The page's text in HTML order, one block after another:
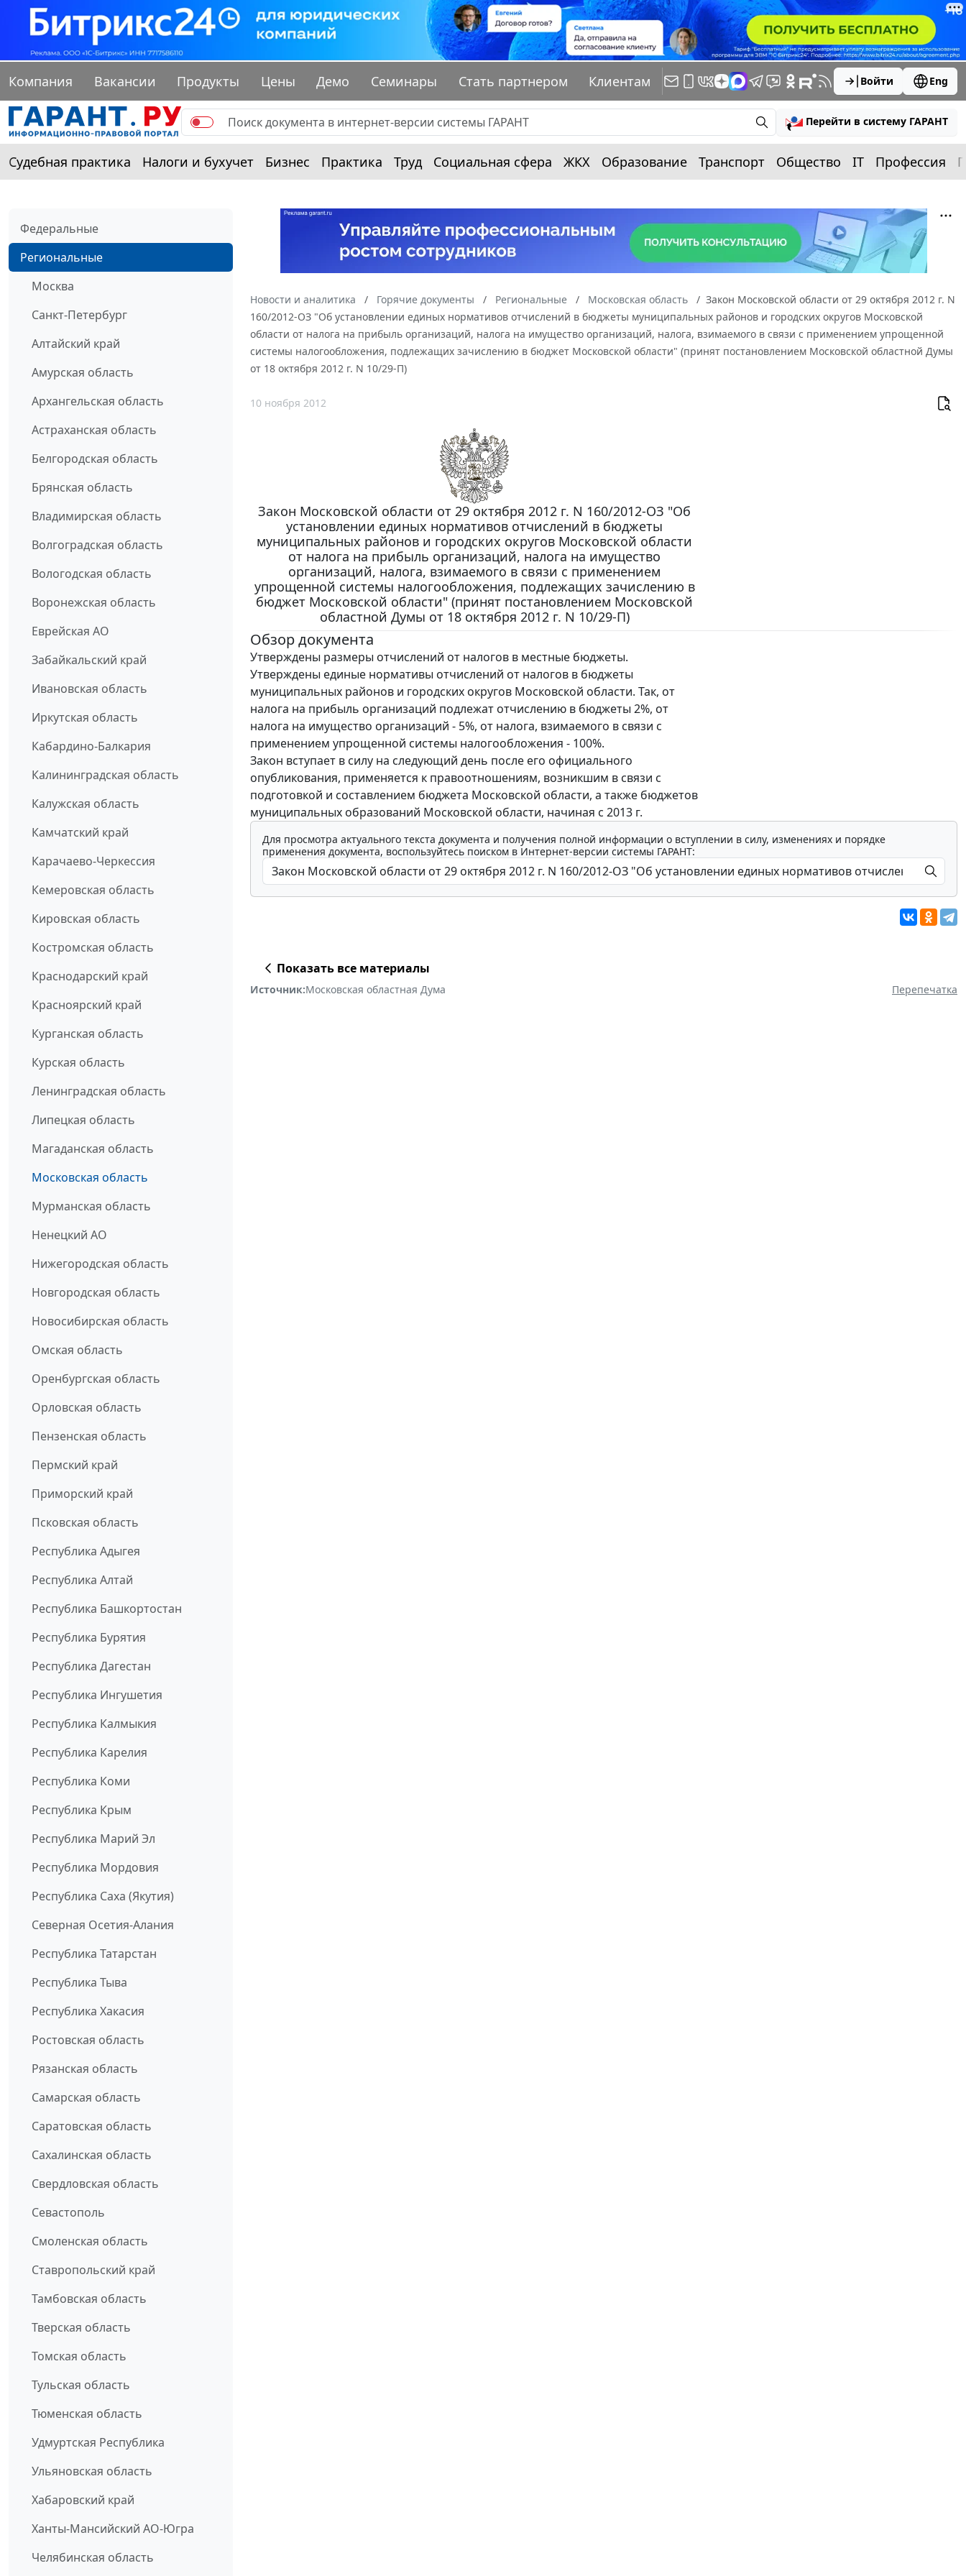
Компания Вакансии Продукты Цены Демо Семинары Стать партнером Клиентам Войти Eng
Перейти в систему ГАРАНТ
Судебная практика Налоги и бухучет Бизнес Практика Труд Социальная сфера ЖКХ Образование Транспорт Общество IT Профессия
Федеральные
Региональные
Москва
Санкт-Петербург
Алтайский край
Амурская область
Архангельская область
Астраханская область
Белгородская область
Брянская область
Владимирская область
Волгоградская область
Вологодская область
Воронежская область
Еврейская АО
Забайкальский край
Ивановская область
Иркутская область
Кабардино-Балкария
Калининградская область
Калужская область
Камчатский край
Карачаево-Черкессия
Кемеровская область
Кировская область
Костромская область
Краснодарский край
Красноярский край
Курганская область
Курская область
Ленинградская область
Липецкая область
Магаданская область
Московская область
Мурманская область
Ненецкий АО
Нижегородская область
Новгородская область
Новосибирская область
Омская область
Оренбургская область
Орловская область
Пензенская область
Пермский край
Приморский край
Псковская область
Республика Адыгея
Республика Алтай
Республика Башкортостан
Республика Бурятия
Республика Дагестан
Республика Ингушетия
Республика Калмыкия
Республика Карелия
Республика Коми
Республика Крым
Республика Марий Эл
Республика Мордовия
Республика Саха (Якутия)
Северная Осетия-Алания
Республика Татарстан
Республика Тыва
Республика Хакасия
Ростовская область
Рязанская область
Самарская область
Саратовская область
Сахалинская область
Свердловская область
Севастополь
Смоленская область
Ставропольский край
Тамбовская область
Тверская область
Томская область
Тульская область
Тюменская область
Удмуртская Республика
Ульяновская область
Хабаровский край
Ханты-Мансийский АО-Югра
Челябинская область
Новости и аналитика Горячие документы Региональные Московская область
Закон Московской области от 29 октября 2012 г. N
160/2012-ОЗ "Об установлении единых нормативов отчислений в бюджеты муниципальных районов и городских округов Московской
области от налога на прибыль организаций, налога на имущество организаций, налога, взимаемого в связи с применением упрощенной
системы налогообложения, подлежащих зачислению в бюджет Московской области" (принят постановлением Московской областной Думы
от 18 октября 2012 г. N 10/29-П)
10 ноября 2012
Закон Московской области от 29 октября 2012 г. N 160/2012-ОЗ "Об
установлении единых нормативов отчислений в бюджеты
муниципальных районов и городских округов Московской области
от налога на прибыль организаций, налога на имущество
организаций, налога, взимаемого в связи с применением
упрощенной системы налогообложения, подлежащих зачислению в
бюджет Московской области" (принят постановлением Московской
областной Думы от 18 октября 2012 г. N 10/29-П)
Обзор документа
Утверждены размеры отчислений от налогов в местные бюджеты.
Утверждены единые нормативы отчислений от налогов в бюджеты
муниципальных районов и городских округов Московской области. Так, от
налога на прибыль организаций подлежат отчислению в бюджеты 2%, от
налога на имущество организаций - 5%, от налога, взимаемого в связи с
применением упрощенной системы налогообложения - 100%.
Закон вступает в силу на следующий день после его официального
опубликования, применяется к правоотношениям, возникшим в связи с
подготовкой и составлением бюджета Московской области, а также бюджетов
муниципальных образований Московской области, начиная с 2013 г.
Для просмотра актуального текста документа и получения полной информации о вступлении в силу, изменениях и порядке
применения документа, воспользуйтесь поиском в Интернет-версии системы ГАРАНТ:
Показать все материалы
Источник:Московская областная Дума Перепечатка